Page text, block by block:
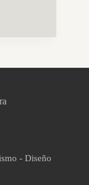
- Diseño